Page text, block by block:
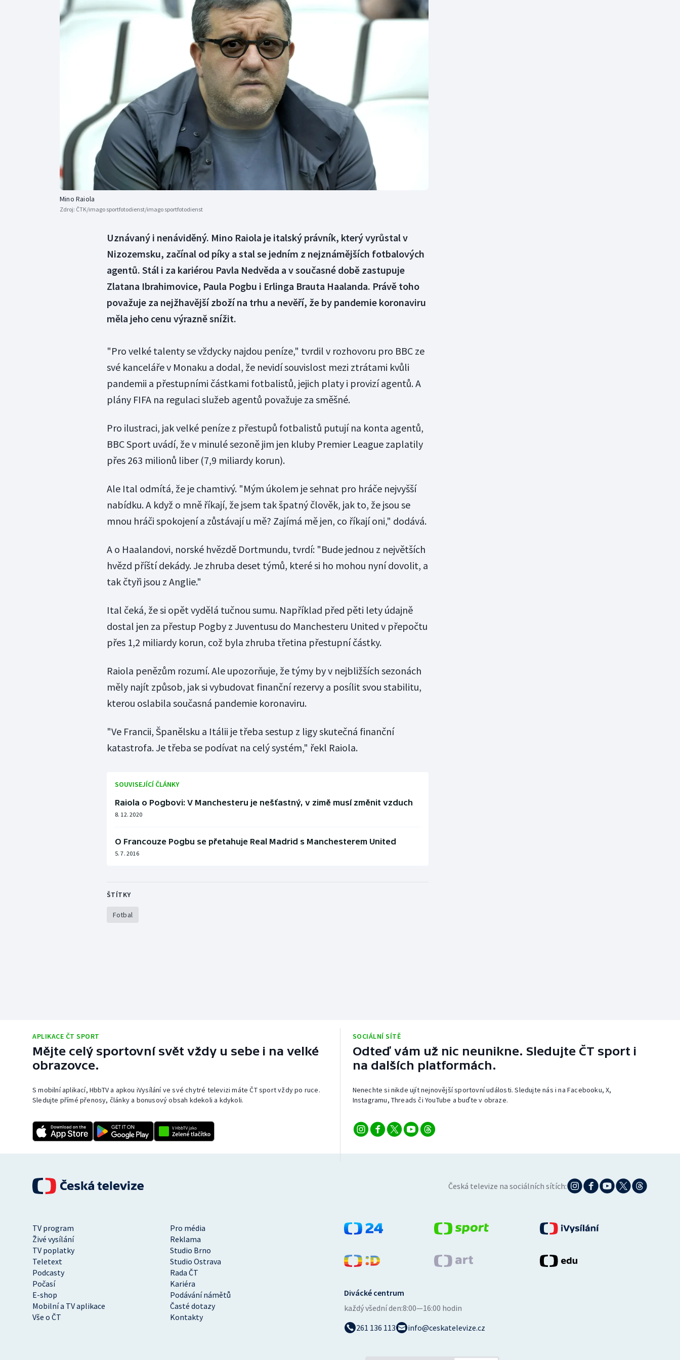
Curling
Futsal
Gymnastika
Moderní pětiboj
Motorsport
Olympijské hry
Parasport
Plavání
Plážový volejbal
Veslování
Ostatní
Mino Raiola
Zdroj: ČTK/imago sportfotodienst/imago sportfotodienst
Uznávaný i nenáviděný. Mino Raiola je italský právník, který vyrůstal v
Nizozemsku, začínal od píky a stal se jedním z nejznámějších fotbalových
agentů. Stál i za kariérou Pavla Nedvěda a v současné době zastupuje
Zlatana Ibrahimovice, Paula Pogbu i Erlinga Brauta Haalanda. Právě toho
považuje za nejžhavější zboží na trhu a nevěří, že by pandemie koronaviru
měla jeho cenu výrazně snížit.
"Pro velké talenty se vždycky najdou peníze," tvrdil v rozhovoru pro BBC ze
své kanceláře v Monaku a dodal, že nevidí souvislost mezi ztrátami kvůli
pandemii a přestupními částkami fotbalistů, jejich platy i provizí agentů. A
plány FIFA na regulaci služeb agentů považuje za směšné.
Pro ilustraci, jak velké peníze z přestupů fotbalistů putují na konta agentů,
BBC Sport uvádí, že v minulé sezoně jim jen kluby Premier League zaplatily
přes 263 milionů liber (7,9 miliardy korun).
Ale Ital odmítá, že je chamtivý. "Mým úkolem je sehnat pro hráče nejvyšší
nabídku. A když o mně říkají, že jsem tak špatný člověk, jak to, že jsou se
mnou hráči spokojení a zůstávají u mě? Zajímá mě jen, co říkají oni," dodává.
A o Haalandovi, norské hvězdě Dortmundu, tvrdí: "Bude jednou z největších
hvězd příští dekády. Je zhruba deset týmů, které si ho mohou nyní dovolit, a
tak čtyři jsou z Anglie."
Ital čeká, že si opět vydělá tučnou sumu. Například před pěti lety údajně
dostal jen za přestup Pogby z Juventusu do Manchesteru United v přepočtu
přes 1,2 miliardy korun, což byla zhruba třetina přestupní částky.
Raiola penězům rozumí. Ale upozorňuje, že týmy by v nejbližších sezonách
měly najít způsob, jak si vybudovat finanční rezervy a posílit svou stabilitu,
kterou oslabila současná pandemie koronaviru.
"Ve Francii, Španělsku a Itálii je třeba sestup z ligy skutečná finanční
katastrofa. Je třeba se podívat na celý systém," řekl Raiola.
SOUVISEJÍCÍ ČLÁNKY
Raiola o Pogbovi: V Manchesteru je nešťastný, v zimě musí změnit vzduch
8. 12. 2020
O Francouze Pogbu se přetahuje Real Madrid s Manchesterem United
5. 7. 2016
ŠTÍTKY
Fotbal
APLIKACE ČT SPORT
Mějte celý sportovní svět vždy u sebe i na velké
obrazovce.
S mobilní aplikací, HbbTV a apkou iVysílání ve své chytré televizi máte ČT sport vždy po ruce.
Sledujte přímé přenosy, články a bonusový obsah kdekoli a kdykoli.
SOCIÁLNÍ SÍTĚ
Odteď vám už nic neunikne. Sledujte ČT sport i
na dalších platformách.
Nenechte si nikde ujít nejnovější sportovní události. Sledujte nás i na Facebooku, X,
Instagramu, Threads či YouTube a buďte v obraze.
Česká televize na sociálních sítích:
TV program
Pro média
Živé vysílání
Reklama
TV poplatky
Studio Brno
Teletext
Studio Ostrava
Podcasty
Rada ČT
Počasí
Kariéra
E-shop
Podávání námětů
Mobilní a TV aplikace
Časté dotazy
Vše o ČT
Kontakty
Divácké centrum
každý všední den:8:00—16:00 hodin
261 136 113
info@ceskatelevize.cz